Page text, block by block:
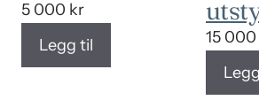
5 000 kr
Legg til
15 000